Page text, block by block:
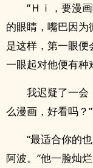
“Ｈｉ，要漫
的眼睛，嘴巴因
是这样，第一眼
一眼起对他便有种
我迟疑了一会
么漫画，好看吗？”
“最适合你的
阿波。”他一脸灿烂